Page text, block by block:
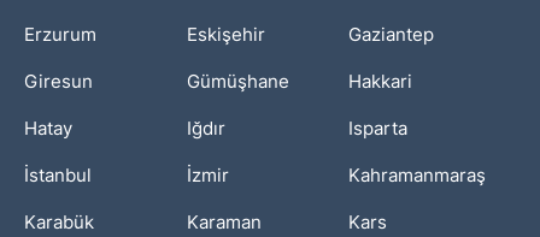
Erzurum Eskişehir Gaziantep
Giresun Gümüşhane Hakkari
Hatay Iğdır Isparta
İstanbul İzmir Kahramanmaraş
Karabük Karaman Kars